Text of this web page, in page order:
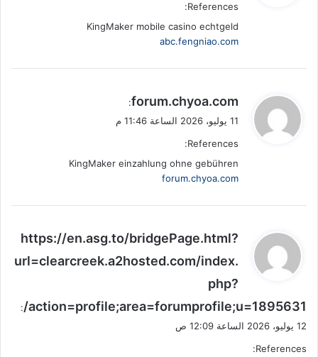
ل
References:
KingMaker mobile casino echtgeld
abc.fengniao.com
ي
ق
ل
forum.chyoa.com
:
11 يوليو، 2026 الساعة 11:46 م
References:
KingMaker einzahlung ohne gebühren
forum.chyoa.com
ي
و
ل
https://en.asg.to/bridgePage.html?
url=clearcreek.a2hosted.com/index.
php?
action=profile;area=forumprofile;u=1895631/
:
12 يوليو، 2026 الساعة 12:09 ص
References: